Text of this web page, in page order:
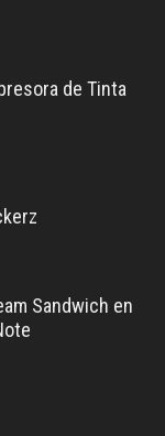
de Tinta
Sandwich en